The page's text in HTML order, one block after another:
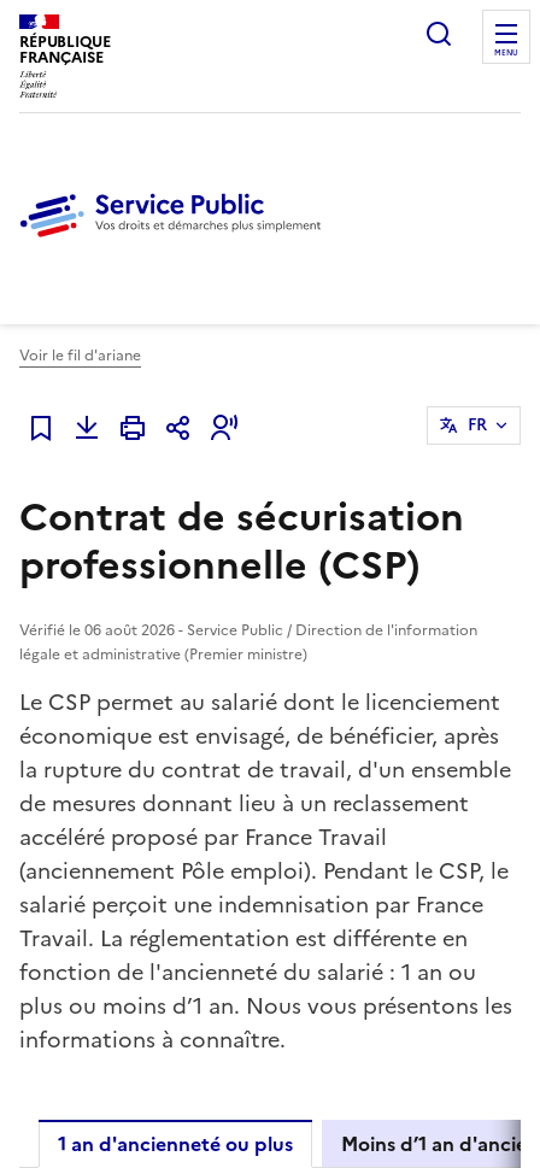
RÉPUBLIQUE
FRANÇAISE
Ouvrir
MENU
Voir le fil d'ariane
Ajouter à mes favoris
FR
Contrat de sécurisation
professionnelle (CSP)
Vérifié le 06 août 2026 - Service Public / Direction de l'information
légale et administrative (Premier ministre)
Le CSP permet au salarié dont le licenciement
économique est envisagé, de bénéficier, après
la rupture du contrat de travail, d'un ensemble
de mesures donnant lieu à un reclassement
accéléré proposé par France Travail
(anciennement Pôle emploi). Pendant le CSP, le
salarié perçoit une indemnisation par France
Travail. La réglementation est différente en
fonction de l'ancienneté du salarié : 1 an ou
plus ou moins d’1 an. Nous vous présentons les
informations à connaître.
1 an d'ancienneté ou plus Moins d’1 an